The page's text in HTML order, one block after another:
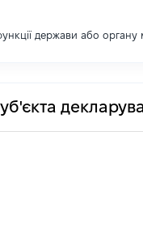
держави або органу